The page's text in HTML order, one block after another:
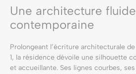
Une architecture
contemporaine
Prolongeant l’écriture architecturale
1, la résidence dévoile une silhouette
et accueillante. Ses lignes courbes,